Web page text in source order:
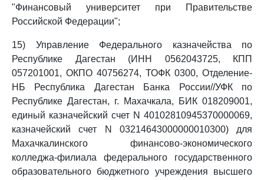
"Финансовый университет при Правительстве
Российской Федерации";
15) Управление Федерального казначейства по
Республике Дагестан (ИНН 0562043725, КПП
057201001, ОКПО 40756274, ТОФК 0300, Отделение-
НБ Республика Дагестан Банка России//УФК по
Республике Дагестан, г. Махачкала, БИК 018209001,
единый казначейский счет N 40102810945370000069,
казначейский счет N 03214643000000010300) для
Махачкалинского финансово-экономического
колледжа-филиала федерального государственного
образовательного бюджетного учреждения высшего